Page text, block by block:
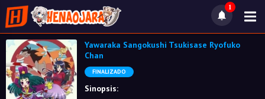
1
Yawaraka Sangokushi Tsukisase Ryofuko
Chan
FINALIZADO
Sinopsis: